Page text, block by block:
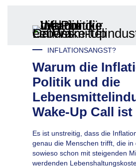
INFLATIONSANGST?
Warum die
Politik und die
Wake-Up Call ist
Es ist unstreitig, dass die
genau die Menschen trifft, die
sowieso schon mit steigenden
werdenden